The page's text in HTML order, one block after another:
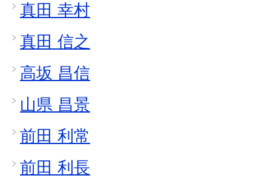
真田 幸村
真田 信之
高坂 昌信
山県 昌景
前田 利常
前田 利長